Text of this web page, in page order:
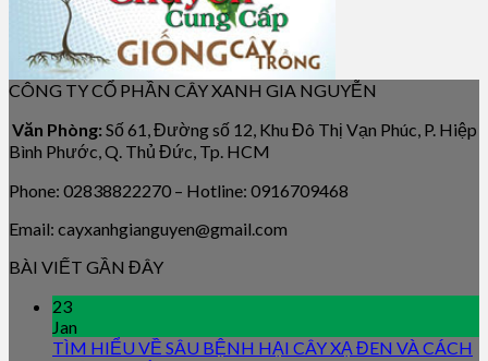
CÔNG TY CỔ PHẦN CÂY XANH GIA NGUYỄN
Văn Phòng: Số 61, Đường số 12, Khu Đô Thị Vạn Phúc, P. Hiệp
Bình Phước, Q. Thủ Đức, Tp. HCM
Phone: 02838822270 – Hotline: 0916709468
Email: cayxanhgianguyen@gmail.com
BÀI VIẾT GẦN ĐÂY
23
Jan
TÌM HIỂU VỀ SÂU BỆNH HẠI CÂY XẠ ĐEN VÀ CÁCH